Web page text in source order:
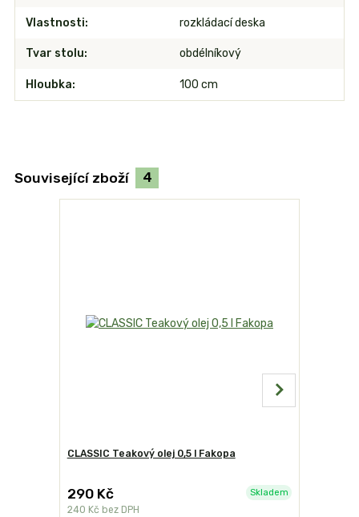
Vlastnosti rozkládací deska
Tvar stolu obdélníkový
Hloubka 100 cm
Související zboží 4
CLASSIC Teakový olej 0,5 l Fakopa
290 Kč
240 Kč bez DPH
Skladem